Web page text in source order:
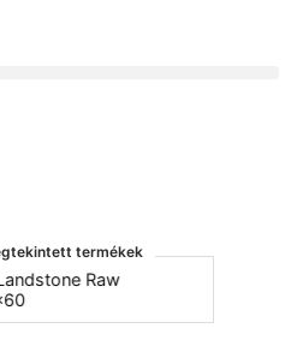
termékek
Raw